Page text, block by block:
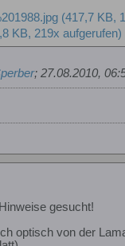
(417,7 KB,
KB, 219x aufgerufen)
; 27.08.2010,
gesucht!
optisch von der